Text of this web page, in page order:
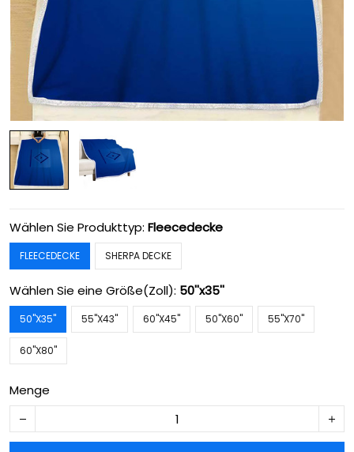
Wählen Sie Produkttyp: Fleecedecke
FLEECEDECKE SHERPA DECKE
Wählen Sie eine Größe(Zoll): 50''x35''
50''X35'' 55''X43'' 60''X45'' 50''X60'' 55''X70''
60''X80''
Menge